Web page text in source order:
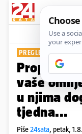
PREGLED TJEDNA
Propustili
vaše
u njima
tjedna...
Piše24sata, petak,